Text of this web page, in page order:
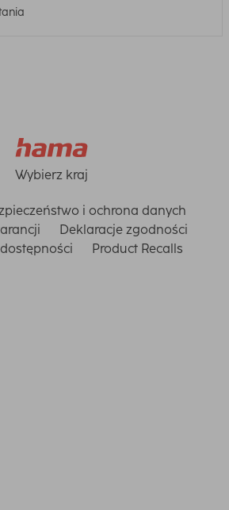
Wybierz kraj
i ochrona danych
Deklaracje zgodności
Product Recalls